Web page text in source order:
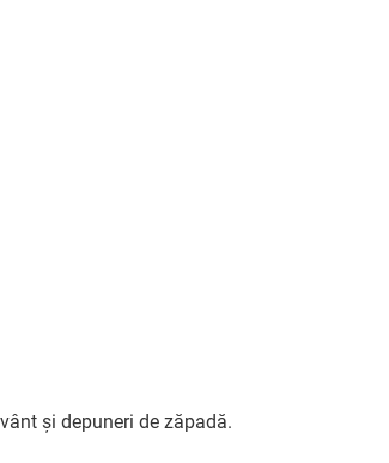
și depuneri de zăpadă.